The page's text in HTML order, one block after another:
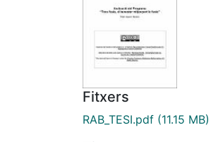
Fitxers
RAB_TESI.pdf (11.15 MB)